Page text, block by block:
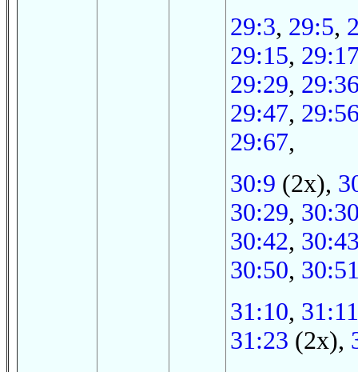
29:3, 29:5,
29:15,
29:29,
29:47,
29:67,
30:9 (2x),
30:29,
30:42,
30:50,
31:10, 31:11
31:23 (2x),